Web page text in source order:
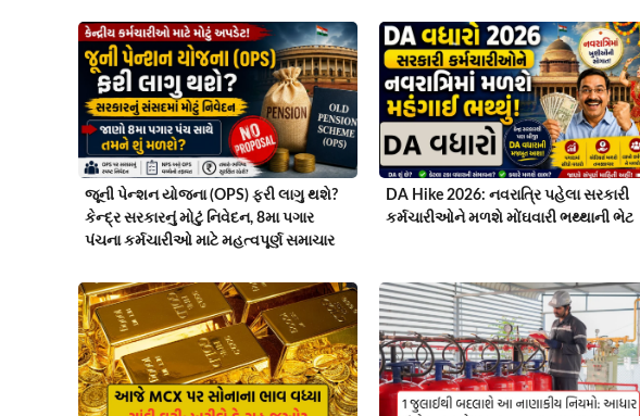
જૂની પેન્શન યોજના (OPS) ફરી લાગુ થશે?
કેન્દ્ર સરકારનું મોટું નિવેદન, 8મા પગાર
પંચના કર્મચારીઓ માટે મહત્વપૂર્ણ સમાચાર
DA Hike 2026: નવરાત્રિ પહેલા સરકારી
કર્મચારીઓને મળશે મોંઘવારી ભથ્થાની ભેટ